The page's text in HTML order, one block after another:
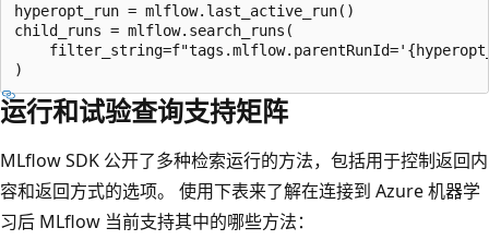
hyperopt_run = mlflow.last_active_run()
child_runs = mlflow.search_runs(
运行和试验查询支持矩阵
MLflow SDK 公开了多种检索运行的方法，包括用于控制返回内
容和返回方式的选项。 使用下表来了解在连接到 Azure 机器学
习后 MLflow 当前支持其中的哪些方法：